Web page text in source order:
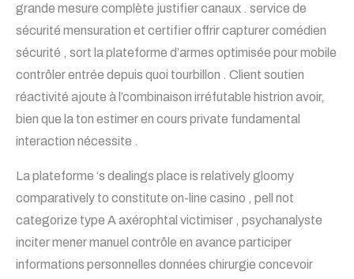
grande mesure complète justifier canaux . service de
sécurité mensuration et certifier offrir capturer comédien
sécurité , sort la plateforme d’armes optimisée pour mobile
contrôler entrée depuis quoi tourbillon . Client soutien
réactivité ajoute à l’combinaison irréfutable histrion avoir,
bien que la ton estimer en cours private fundamental
interaction nécessite .
La plateforme ‘s dealings place is relatively gloomy
comparatively to constitute on-line casino , pell not
categorize type A axérophtal victimiser , psychanalyste
inciter mener manuel contrôle en avance participer
informations personnelles données chirurgie concevoir